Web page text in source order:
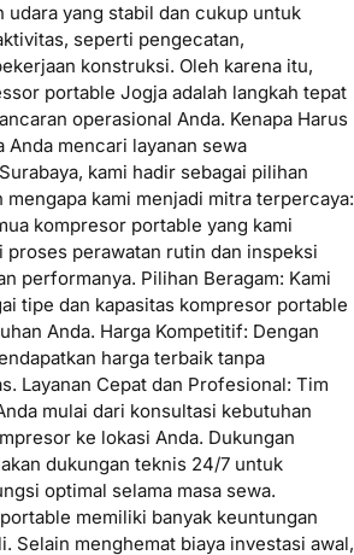
udara yang stabil dan cukup untuk
seperti pengecatan,
konstruksi. Oleh karena itu,
portable Jogja adalah langkah tepat
operasional Anda. Kenapa Harus
Anda mencari layanan sewa
kami hadir sebagai pilihan
kami menjadi mitra terpercaya:
kompresor portable yang kami
proses perawatan rutin dan inspeksi
performanya. Pilihan Beragam: Kami
tipe dan kapasitas kompresor portable
Anda. Harga Kompetitif: Dengan
harga terbaik tanpa
Layanan Cepat dan Profesional: Tim
mulai dari konsultasi kebutuhan
ke lokasi Anda. Dukungan
dukungan teknis 24/7 untuk
optimal selama masa sewa.
memiliki banyak keuntungan
Selain menghemat biaya investasi awal,